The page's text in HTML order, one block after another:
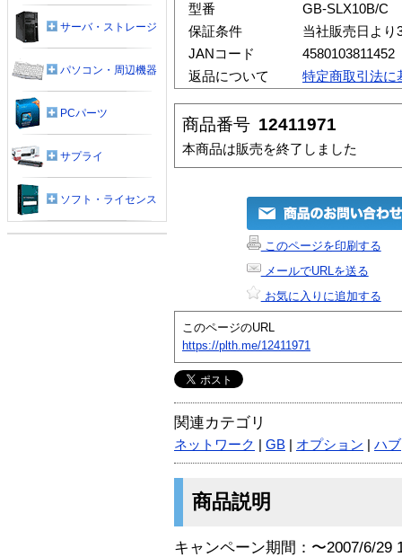
型番
GB-SLX10B/C
保証条件
当社販売日より
JANコード
4580103811452
返品について
特定商取引法に
商品番号 12411971
本商品は販売を終了しました
このページを印刷する
メールでURLを送る
お気に入りに追加する
このページのURL
https://plth.me/12411971
関連カテゴリ
ネットワーク GB オプション ハブ
商品説明
キャンペーン期間：〜2007/6/29
サーバ・ストレージ
パソコン・周辺機器
PCパーツ
サプライ
ソフト・ライセンス